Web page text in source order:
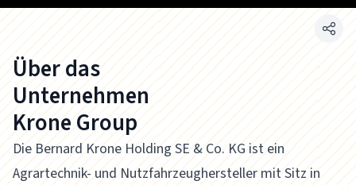
Über das
Unternehmen
Krone Group
Die Bernard Krone Holding SE & Co. KG ist ein
Agrartechnik- und Nutzfahrzeughersteller mit Sitz in